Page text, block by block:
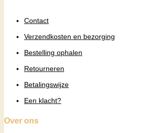
Contact
Verzendkosten en bezorging
Bestelling ophalen
Retourneren
Betalingswijze
Een klacht?
Over ons